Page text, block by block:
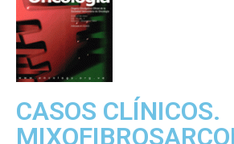
CASOS CLÍNICOS.